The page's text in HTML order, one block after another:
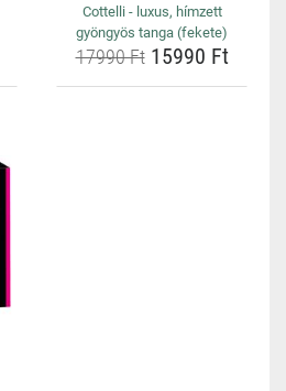
Cottelli - luxus, hímzett
gyöngyös tanga (fekete)
17990 Ft15990 Ft